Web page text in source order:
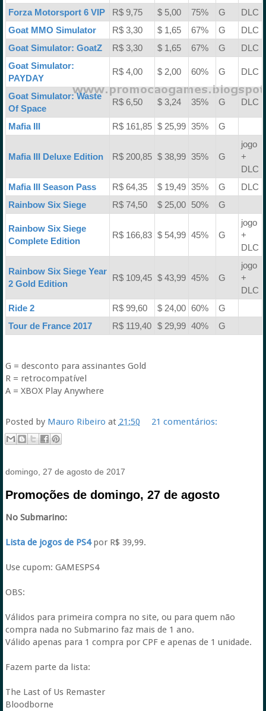
Forza Motorsport 6 VIP R$ 9,75 $ 5,00 75% G
DLC
Goat MMO Simulator
R$ 3,30 $ 1,65 67% G
DLC
Goat Simulator: GoatZ
R$ 3,30 $ 1,65 67% G
DLC
Goat Simulator:
PAYDAY
R$ 4,00 $ 2,00 60% G DLC
Goat Simulator: Waste
Of Space
R$ 6,50 $ 3,24 35% G DLC
Mafia III R$ 161,85 $ 25,99 35% G
Mafia III Deluxe Edition R$ 200,85 $ 38,99 35% G
jogo
+
DLC
Mafia III Season Pass
R$ 64,35 $ 19,49 35% G
DLC
Rainbow Six Siege
R$ 74,50 $ 25,00 50% G
Rainbow Six Siege
Complete Edition
R$ 166,83 $ 54,99 45% G
jogo
+
DLC
Rainbow Six Siege Year
2 Gold Edition
R$ 109,45 $ 43,99 45% G
jogo
+
DLC
Ride 2
R$ 99,60 $ 24,00 60%
G
Tour de France 2017
R$ 119,40 $ 29,99 40% G
G = desconto para assinantes Gold
R = retrocompatível
A = XBOX Play Anywhere
Posted by Mauro Ribeiro at 21:50 21 comentários:
domingo, 27 de agosto de 2017
Promoções de domingo, 27 de agosto
No Submarino:
Lista de jogos de PS4por R$ 39,99.
Use cupom: GAMESPS4
OBS:
Válidos para primeira compra no site, ou para quem não
compra nada no Submarino faz mais de 1 ano.
Válido apenas para 1 compra por CPF e apenas de 1 unidade.
Fazem parte da lista:
The Last of Us Remaster
Bloodborne